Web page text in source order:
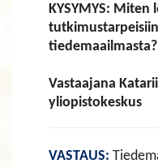
KYSYMYS:
tiedemaailmasta?
​​​​​​​Vastaajana
yliopistokeskus
VASTAUS: